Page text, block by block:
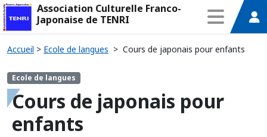
Association Culturelle Franco-
Japonaise de TENRI
Accueil > Ecole de langues > Cours de japonais pour enfants
Ecole de langues
Cours de japonais pour
enfants